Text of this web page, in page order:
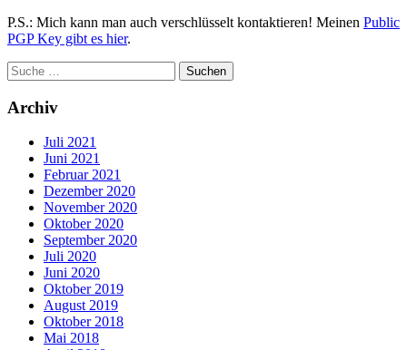
P.S.: Mich kann man auch verschlüsselt kontaktieren! Meinen Public
PGP Key gibt es hier.
Archiv
Juli 2021
Juni 2021
Februar 2021
Dezember 2020
November 2020
Oktober 2020
September 2020
Juli 2020
Juni 2020
Oktober 2019
August 2019
Oktober 2018
Mai 2018